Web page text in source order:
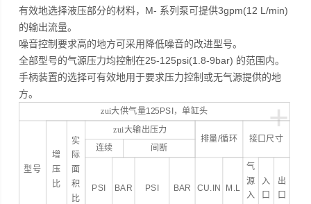
有效地选择液压部分的材料，M- 系列泵可提供3gpm(12 L/min)
的输出流量。
噪音控制要求高的地方可采用降低噪音的改进型号。
全部型号的气源压力均控制在25-125psi(1.8-9bar) 的范围内。
手柄装置的选择可有效地用于要求压力控制或无气源提供的地
方。
+
zui大供气量125PSI ，单缸头
型号
增
压
比
实
际
面
积
比
zui大输出压力
排量/循环 接口尺寸
连续 间断
PSI BAR PSI BAR CU.IN M.L
气
源
入
入
口
出
口